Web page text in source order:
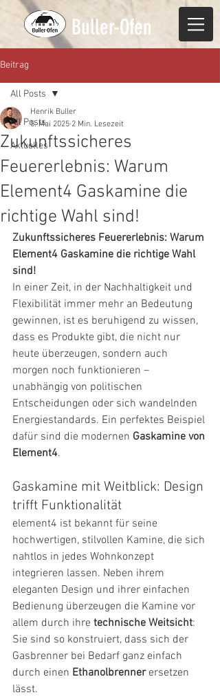
Buller-Ofen
Beitrag
All Posts
Aktuelles
All Posts
Zukunftssicheres
Feuererlebnis: Warum
Element4 Gaskamine die
richtige Wahl sind!
Henrik Buller
5. Mai 2025 2 Min. Lesezeit
Zukunftssicheres Feuererlebnis: Warum
Element4 Gaskamine die richtige Wahl
sind!
In einer Zeit, in der Nachhaltigkeit und
Flexibilität immer mehr an Bedeutung
gewinnen, ist es beruhigend zu wissen,
dass es Produkte gibt, die nicht nur
heute überzeugen, sondern auch
morgen noch funktionieren –
unabhängig von politischen
Entscheidungen oder sich wandelnden
Energiestandards. Ein perfektes Beispiel
dafür sind die modernen Gaskamine von
Element4.
Gaskamine mit Weitblick: Design
trifft Funktionalität
element4 ist bekannt für seine
hochwertigen, stilvollen Kamine, die sich
nahtlos in jedes Wohnkonzept
integrieren lassen. Neben ihrem
eleganten Design und ihrer einfachen
Bedienung überzeugen die Kamine vor
allem durch ihre technische Weitsicht:
Sie sind so konstruiert, dass sich der
Gasbrenner bei Bedarf ganz einfach
durch einen Ethanolbrenner ersetzen
lässt.